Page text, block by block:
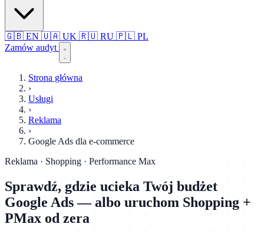
🇬🇧 EN 🇺🇦 UK 🇷🇺 RU 🇵🇱 PL
Zamów audyt
Strona główna
›
Usługi
›
Reklama
›
Google Ads dla e-commerce
Reklama · Shopping · Performance Max
Sprawdź, gdzie ucieka Twój budżet
Google Ads — albo uruchom Shopping +
PMax od zera